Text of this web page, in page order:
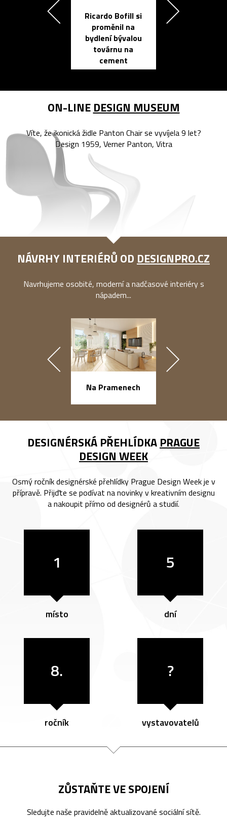
Ricardo Bofill si
proměnil na
bydlení bývalou
továrnu na
cement
ON-LINE DESIGN MUSEUM
Víte, že ikonická židle Panton Chair se vyvíjela 9 let?
Design 1959, Verner Panton, Vitra
NÁVRHY INTERIÉRŮ OD DESIGNPRO.CZ
Navrhujeme osobité, moderní a nadčasové interiéry s
nápadem...
Na Pramenech
DESIGNÉRSKÁ PŘEHLÍDKA PRAGUE
DESIGN WEEK
Osmý ročník designérské přehlídky Prague Design Week je v
přípravě. Přijďte se podívat na novinky v kreativním designu
a nakoupit přímo od designérů a studií.
1
místo
5
dní
8.
ročník
?
vystavovatelů
ZŮSTAŇTE VE SPOJENÍ
Sledujte naše pravidelně aktualizované sociální sítě.